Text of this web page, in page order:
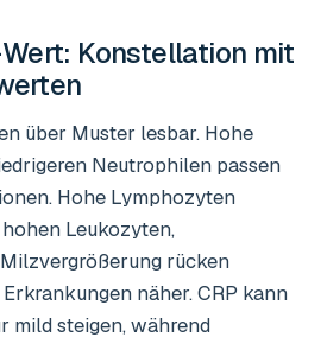
: Konstellation mit
über Muster lesbar. Hohe
Neutrophilen passen
Hohe Lymphozyten
Leukozyten,
rücken
näher. CRP kann
mild steigen, während